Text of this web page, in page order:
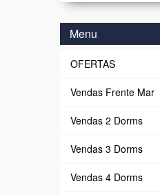
Menu
OFERTAS
Vendas Frente Mar
Vendas 2 Dorms
Vendas 3 Dorms
Vendas 4 Dorms